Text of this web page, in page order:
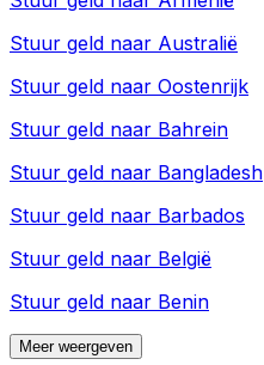
Stuur geld naar Australië
Stuur geld naar Oostenrijk
Stuur geld naar Bahrein
Stuur geld naar Bangladesh
Stuur geld naar Barbados
Stuur geld naar België
Stuur geld naar Benin
Meer weergeven